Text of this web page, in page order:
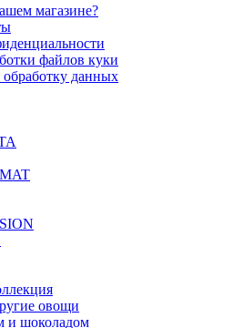
магазине?
файлов куки
данных
овощи
и шоколадом